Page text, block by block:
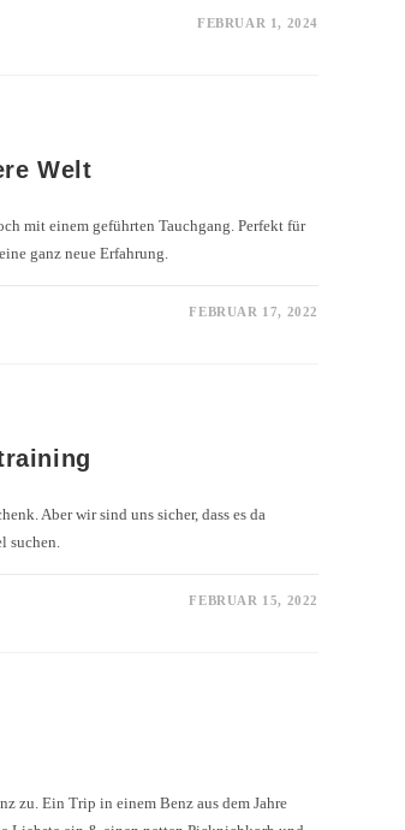
FEBRUAR 1, 2024
Welt
mit einem geführten Tauchgang. Perfekt für
ganz neue Erfahrung.
FEBRUAR 17, 2022
Aber wir sind uns sicher, dass es da
suchen.
FEBRUAR 15, 2022
zu. Ein Trip in einem Benz aus dem Jahre